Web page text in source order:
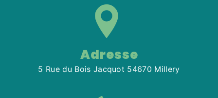
Adresse
5 Rue du Bois Jacquot 54670 Millery